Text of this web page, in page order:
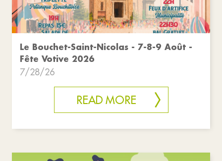
Le Bouchet-Saint-Nicolas - 7-8-9 Août -
Fête Votive 2026
7/28/26
READ MORE